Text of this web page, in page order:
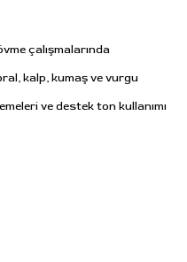
çalışmalarında
kalp, kumaş ve vurgu
ve destek ton kullanımı